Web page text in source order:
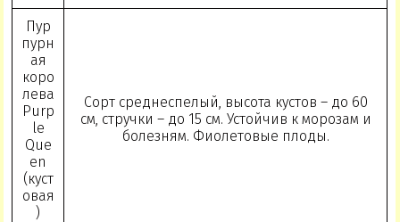
Пур
пурн
ая
коро
лева
Purp
le
Que
en
(куст
овая
)
Сорт среднеспелый, высота кустов – до 60
см, стручки – до 15 см. Устойчив к морозам и
болезням. Фиолетовые плоды.